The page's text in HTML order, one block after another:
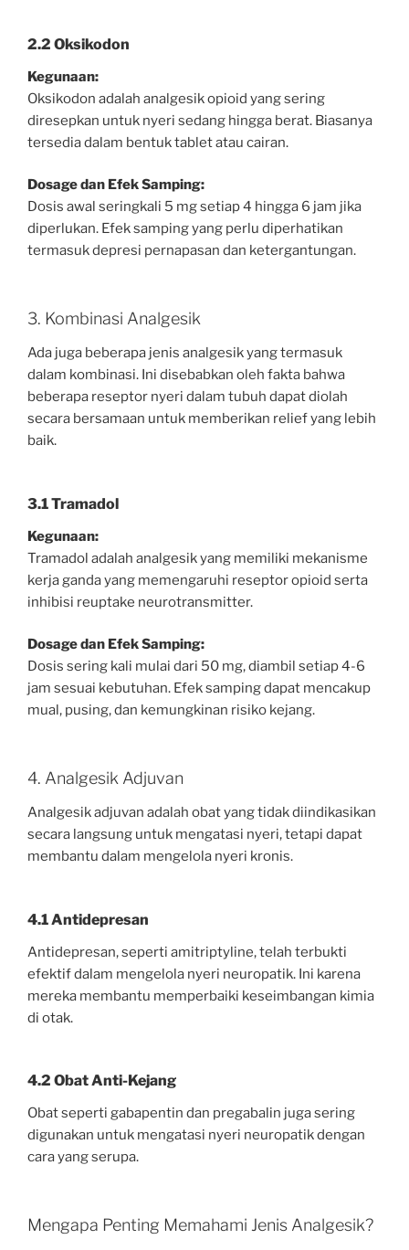
2.2 Oksikodon
Kegunaan:
Oksikodon adalah analgesik opioid yang sering
diresepkan untuk nyeri sedang hingga berat. Biasanya
tersedia dalam bentuk tablet atau cairan.
Dosage dan Efek Samping:
Dosis awal seringkali 5 mg setiap 4 hingga 6 jam jika
diperlukan. Efek samping yang perlu diperhatikan
termasuk depresi pernapasan dan ketergantungan.
3. Kombinasi Analgesik
Ada juga beberapa jenis analgesik yang termasuk
dalam kombinasi. Ini disebabkan oleh fakta bahwa
beberapa reseptor nyeri dalam tubuh dapat diolah
secara bersamaan untuk memberikan relief yang lebih
baik.
3.1 Tramadol
Kegunaan:
Tramadol adalah analgesik yang memiliki mekanisme
kerja ganda yang memengaruhi reseptor opioid serta
inhibisi reuptake neurotransmitter.
Dosage dan Efek Samping:
Dosis sering kali mulai dari 50 mg, diambil setiap 4-6
jam sesuai kebutuhan. Efek samping dapat mencakup
mual, pusing, dan kemungkinan risiko kejang.
4. Analgesik Adjuvan
Analgesik adjuvan adalah obat yang tidak diindikasikan
secara langsung untuk mengatasi nyeri, tetapi dapat
membantu dalam mengelola nyeri kronis.
4.1 Antidepresan
Antidepresan, seperti amitriptyline, telah terbukti
efektif dalam mengelola nyeri neuropatik. Ini karena
mereka membantu memperbaiki keseimbangan kimia
di otak.
4.2 Obat Anti-Kejang
Obat seperti gabapentin dan pregabalin juga sering
digunakan untuk mengatasi nyeri neuropatik dengan
cara yang serupa.
Mengapa Penting Memahami Jenis Analgesik?